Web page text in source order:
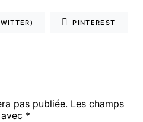
PINTEREST
pas publiée. Les champs
*